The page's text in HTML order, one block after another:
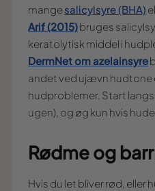
mangesalicylsyre (BHA)
Arif (2015)bruges
keratolytisk middel i
DermNet om azelainsyre
andet ved ujævn
hudproblemer. Start
ugen), og øg kun hvis
Rødme og
Hvis du let bliver rød, eller